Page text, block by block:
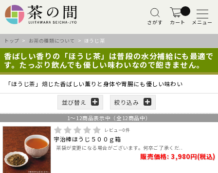
さがす カート メニュー
トップ > お茶の種類について > ほうじ茶
香ばしい香りの「ほうじ茶」は普段の水分補給にも最適で
す。たっぷり飲んでも優しい味わいなので飽きません。
「ほうじ茶」焙じた香ばしい薫りと身体や胃腸にも優しい味わい
並び替え 絞り込み
1～ 12商品表示中（全 12商品中）
レビュー0件
宇治棒ほうじ５００ｇ箱
茶袋が変更になる場合がございます。何卒ご了承くだ..
販売価格: 3,980円(税込)